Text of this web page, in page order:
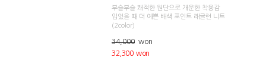
부슬부슬 쾌적한 원단으로 개운한 착용감
입었을 때 더 예쁜 배색 포인트 래글런 니트
(2color)
34,000 won
32,300 won